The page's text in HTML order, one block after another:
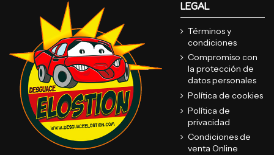
LEGAL
Términos y
condiciones
Compromiso con
la protección de
datos personales
Política de cookies
Política de
privacidad
Condiciones de
venta Online